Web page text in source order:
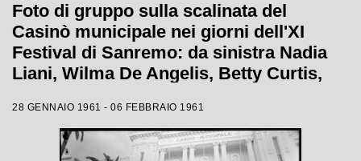
Foto di gruppo sulla scalinata del
Casinò municipale nei giorni dell'XI
Festival di Sanremo: da sinistra Nadia
Liani, Wilma De Angelis, Betty Curtis,
Mazzetti
28 GENNAIO 1961 - 06 FEBBRAIO 1961